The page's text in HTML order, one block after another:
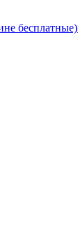
бесплатные)